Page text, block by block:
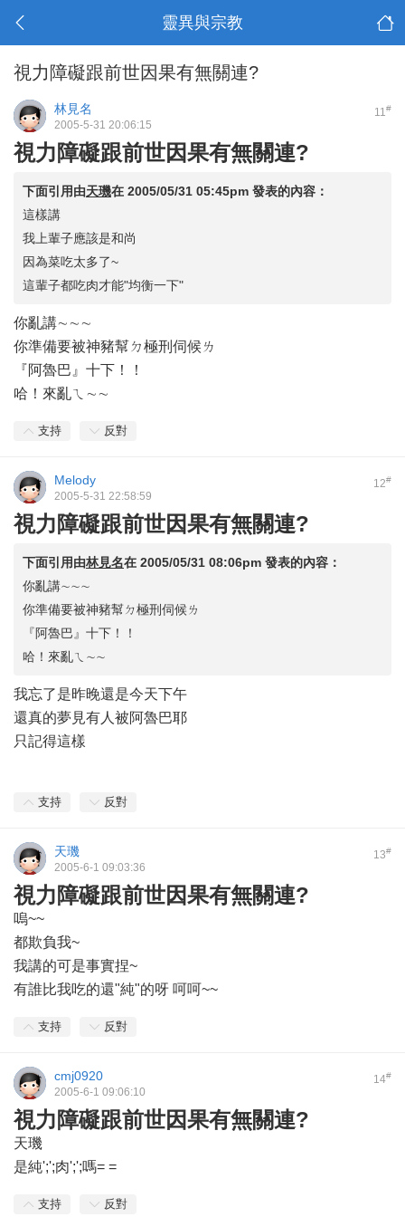
靈異與宗教
視力障礙跟前世因果有無關連?
11#
林見名
2005-5-31 20:06:15
視力障礙跟前世因果有無關連?
下面引用由天璣在 2005/05/31 05:45pm 發表的內容：
這樣講
我上輩子應該是和尚
因為菜吃太多了~
這輩子都吃肉才能"均衡一下"
你亂講∼∼∼
你準備要被神豬幫ㄉ極刑伺候ㄌ
『阿魯巴』十下！！
哈！來亂ㄟ∼∼
支持 反對
12#
Melody
2005-5-31 22:58:59
視力障礙跟前世因果有無關連?
下面引用由林見名在 2005/05/31 08:06pm 發表的內容：
你亂講∼∼∼
你準備要被神豬幫ㄉ極刑伺候ㄌ
『阿魯巴』十下！！
哈！來亂ㄟ∼∼
我忘了是昨晚還是今天下午
還真的夢見有人被阿魯巴耶
只記得這樣
支持 反對
13#
天璣
2005-6-1 09:03:36
視力障礙跟前世因果有無關連?
嗚~~
都欺負我~
我講的可是事實捏~
有誰比我吃的還"純"的呀 呵呵~~
支持 反對
14#
cmj0920
2005-6-1 09:06:10
視力障礙跟前世因果有無關連?
天璣
是純';';肉';';嗎= =
支持 反對